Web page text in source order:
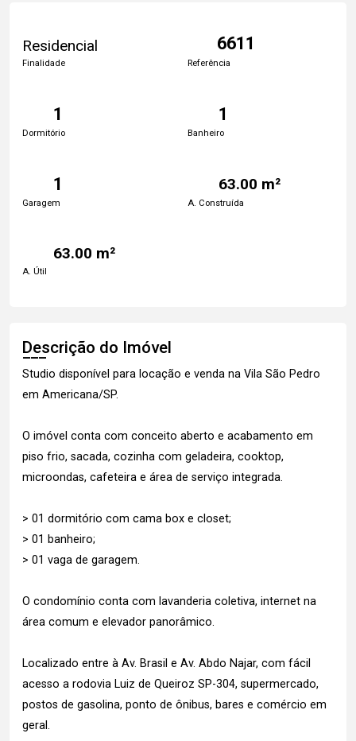
Residencial
Finalidade
6611
Referência
1
Dormitório
1
Banheiro
1
Garagem
63.00 m²
A. Construída
63.00 m²
A. Útil
Descrição do Imóvel
Studio disponível para locação e venda na Vila São Pedro
em Americana/SP.
O imóvel conta com conceito aberto e acabamento em
piso frio, sacada, cozinha com geladeira, cooktop,
microondas, cafeteira e área de serviço integrada.
> 01 dormitório com cama box e closet;
> 01 banheiro;
> 01 vaga de garagem.
O condomínio conta com lavanderia coletiva, internet na
área comum e elevador panorâmico.
Localizado entre à Av. Brasil e Av. Abdo Najar, com fácil
acesso a rodovia Luiz de Queiroz SP-304, supermercado,
postos de gasolina, ponto de ônibus, bares e comércio em
geral.